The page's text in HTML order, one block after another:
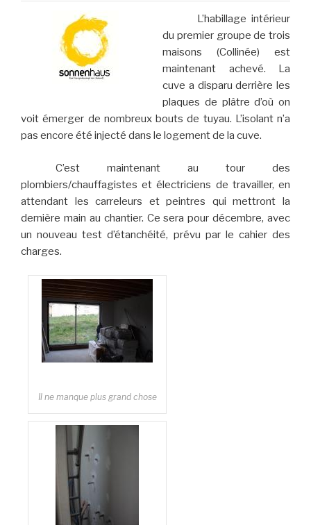
L’habillage intérieur
du premier groupe de trois
maisons (Collinée) est
maintenant achevé. La
cuve a disparu derrière les
plaques de plâtre d’où on
voit émerger de nombreux bouts de tuyau. L’isolant n’a
pas encore été injecté dans le logement de la cuve.
C’est maintenant au tour des
plombiers/chauffagistes et électriciens de travailler, en
attendant les carreleurs et peintres qui mettront la
dernière main au chantier. Ce sera pour décembre, avec
un nouveau test d’étanchéité, prévu par le cahier des
charges.
Il ne manque plus grand chose